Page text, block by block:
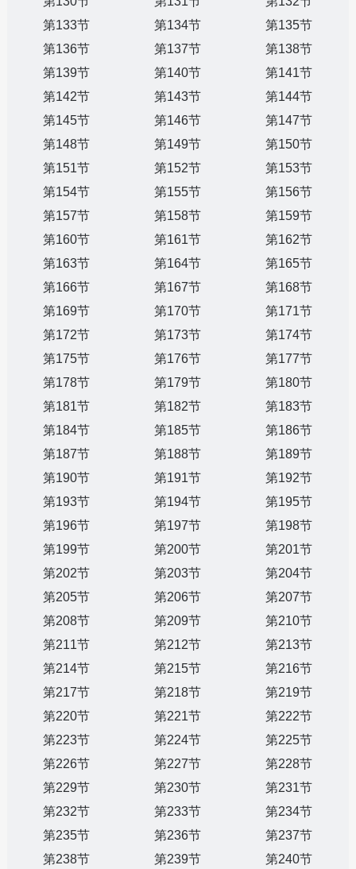
第133节
第134节
第135节
第136节
第137节
第138节
第139节
第140节
第141节
第142节
第143节
第144节
第145节
第146节
第147节
第148节
第149节
第150节
第151节
第152节
第153节
第154节
第155节
第156节
第157节
第158节
第159节
第160节
第161节
第162节
第163节
第164节
第165节
第166节
第167节
第168节
第169节
第170节
第171节
第172节
第173节
第174节
第175节
第176节
第177节
第178节
第179节
第180节
第181节
第182节
第183节
第184节
第185节
第186节
第187节
第188节
第189节
第190节
第191节
第192节
第193节
第194节
第195节
第196节
第197节
第198节
第199节
第200节
第201节
第202节
第203节
第204节
第205节
第206节
第207节
第208节
第209节
第210节
第211节
第212节
第213节
第214节
第215节
第216节
第217节
第218节
第219节
第220节
第221节
第222节
第223节
第224节
第225节
第226节
第227节
第228节
第229节
第230节
第231节
第232节
第233节
第234节
第235节
第236节
第237节
第238节
第239节
第240节